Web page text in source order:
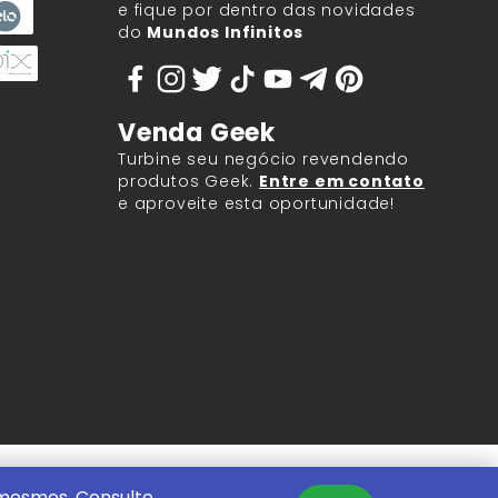
e fique por dentro das novidades
do Mundos Infinitos
Venda Geek
Turbine seu negócio revendendo
produtos Geek. Entre em contato
e aproveite esta oportunidade!
0001-60.